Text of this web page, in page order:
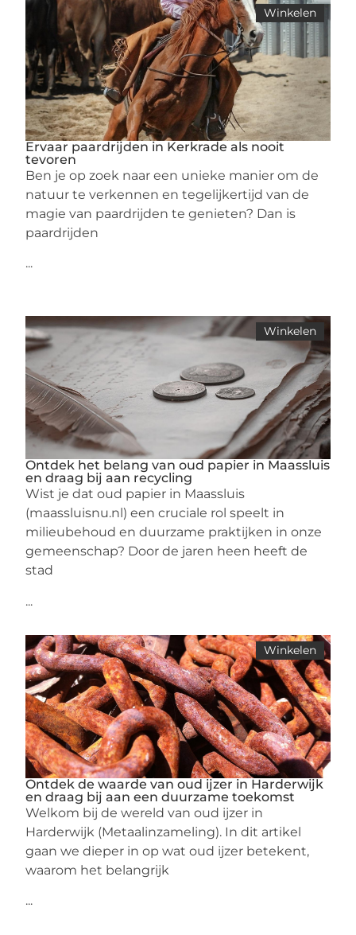
Winkelen
Ervaar paardrijden in Kerkrade als nooit
tevoren
Ben je op zoek naar een unieke manier om de
natuur te verkennen en tegelijkertijd van de
magie van paardrijden te genieten? Dan is
paardrijden
...
Winkelen
Ontdek het belang van oud papier in Maassluis
en draag bij aan recycling
Wist je dat oud papier in Maassluis
(maassluisnu.nl) een cruciale rol speelt in
milieubehoud en duurzame praktijken in onze
gemeenschap? Door de jaren heen heeft de
stad
...
Winkelen
Ontdek de waarde van oud ijzer in Harderwijk
en draag bij aan een duurzame toekomst
Welkom bij de wereld van oud ijzer in
Harderwijk (Metaalinzameling). In dit artikel
gaan we dieper in op wat oud ijzer betekent,
waarom het belangrijk
...